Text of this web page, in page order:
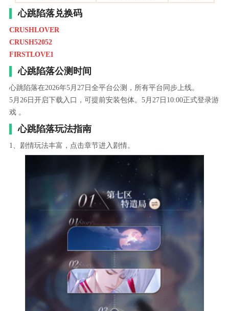
心跳陷落兑换码
CRUSHLOVER
CRUSH52052
FIRSTLOVE1
心跳陷落公测时间
心跳陷落在2026年5月27日全平台公测‌，所有平台同步上线。
5月26日开启下载入口，可提前安装包体。5月27日10:00正式登录游
戏 。‌‌‌
心跳陷落玩法指南
1、剧情玩法丰富，点击章节进入剧情。